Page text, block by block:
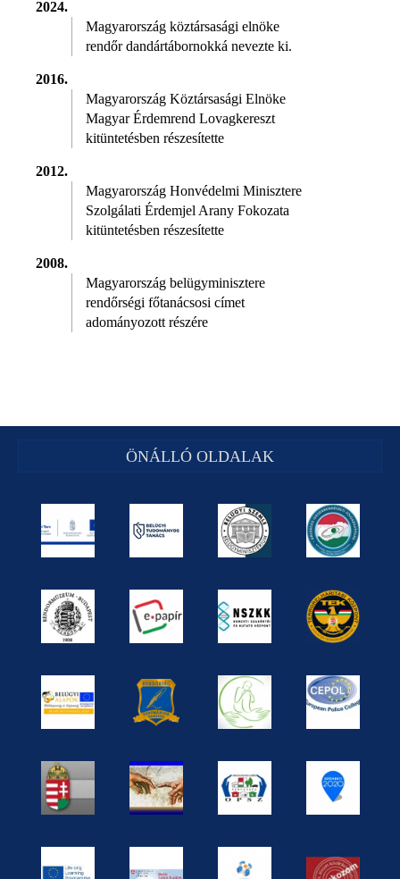
2024.
Magyarország köztársasági elnöke
rendőr dandártábornokká nevezte ki.
2016.
Magyarország Köztársasági Elnöke
Magyar Érdemrend Lovagkereszt
kitüntetésben részesítette
2012.
Magyarország Honvédelmi Minisztere
Szolgálati Érdemjel Arany Fokozata
kitüntetésben részesítette
2008.
Magyarország belügyminisztere
rendőrségi főtanácsosi címet
adományozott részére
ÖNÁLLÓ OLDALAK